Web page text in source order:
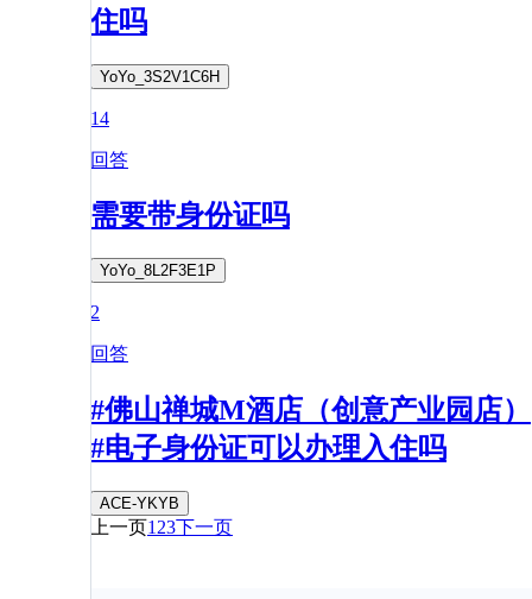
住吗
YoYo_3S2V1C6H
14
回答
需要带身份证吗
YoYo_8L2F3E1P
2
回答
#佛山禅城M酒店（创意产业园店）
#电子身份证可以办理入住吗
ACE-YKYB
上一页1 23下一页